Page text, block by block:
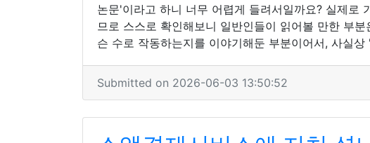
논문'이라고 하니 너무 어렵게 들려서일까요? 실제로
므로 스스로 확인해보니 일반인들이 읽어볼 만한 부
슨 수로 작동하는지를 이야기해둔 부분이어서, 사실
Submitted on 2026-06-03 13:50:52